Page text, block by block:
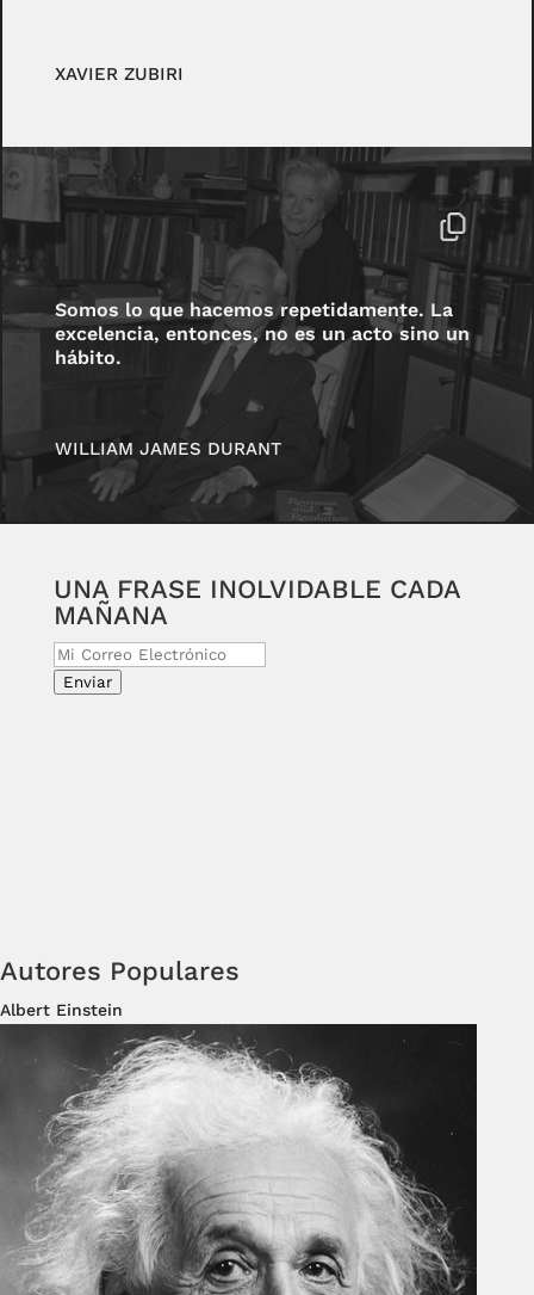
XAVIER ZUBIRI
Somos lo que hacemos repetidamente. La
excelencia, entonces, no es un acto sino un
hábito.
WILLIAM JAMES DURANT
UNA FRASE INOLVIDABLE CADA
MAÑANA
Enviar
Autores Populares
Albert Einstein